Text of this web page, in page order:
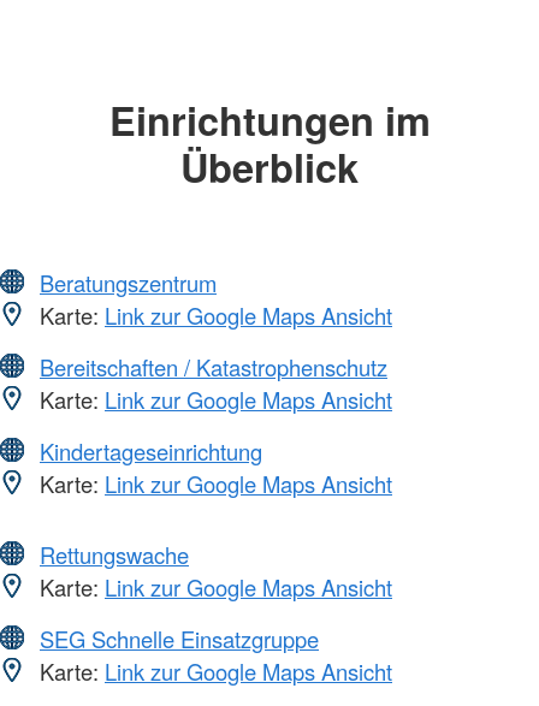
Einrichtungen im
Überblick
Beratungszentrum
Karte: Link zur Google Maps Ansicht
Bereitschaften / Katastrophenschutz
Karte: Link zur Google Maps Ansicht
Kindertageseinrichtung
Karte: Link zur Google Maps Ansicht
Rettungswache
Karte: Link zur Google Maps Ansicht
SEG Schnelle Einsatzgruppe
Karte: Link zur Google Maps Ansicht